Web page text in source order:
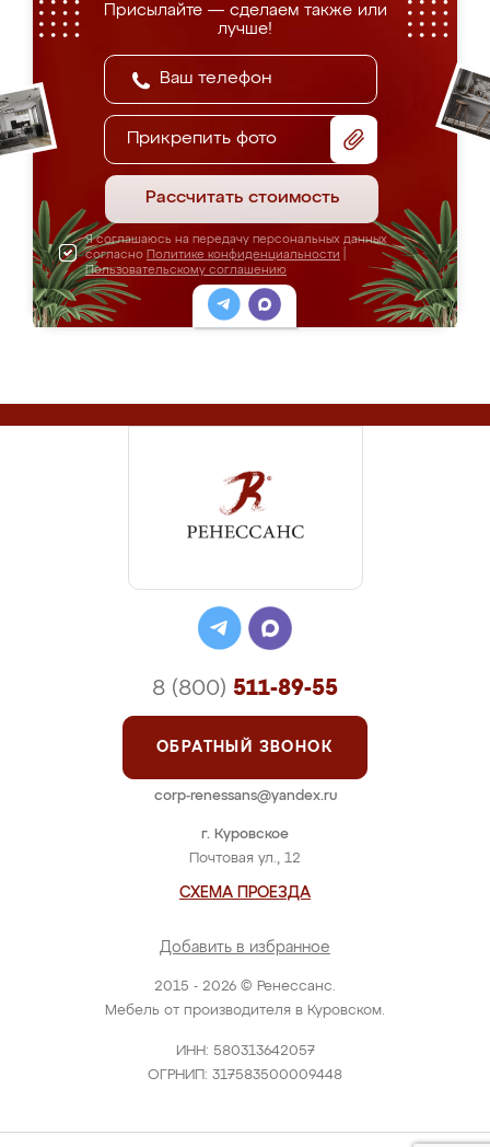
Присылайте — сделаем также или
лучше!
Прикрепить фото
Рассчитать стоимость
Я соглашаюсь на передачу персональных данных
согласно Политике конфиденциальности
Пользовательскому соглашению
2015 - 2026 © Ренессанс.
Мебель от производителя в Куровском.
ИНН: 580313642057
ОГРНИП: 317583500009448
г. Куровское
Почтовая ул., 12
СХЕМА ПРОЕЗДА
Добавить в избранное
8 (800) 511-89-55
ОБРАТНЫЙ ЗВОНОК
corp-renessans@yandex.ru